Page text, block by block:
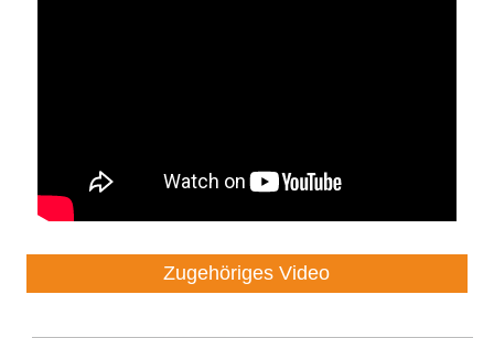
Zugehöriges Video